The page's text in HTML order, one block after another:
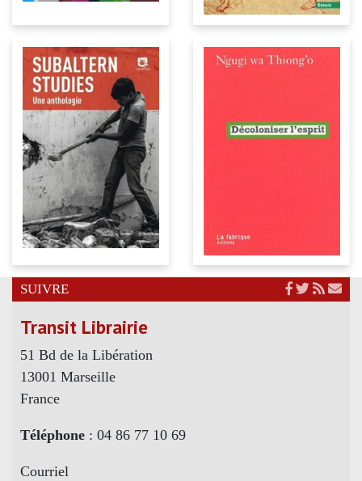
SUIVRE
Transit Librairie
51 Bd de la Libération
13001 Marseille
France
Téléphone : 04 86 77 10 69
Courriel